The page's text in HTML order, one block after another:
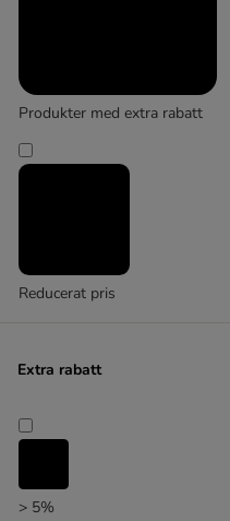
Produkter med extra rabatt
Reducerat pris
Extra rabatt
> 5%